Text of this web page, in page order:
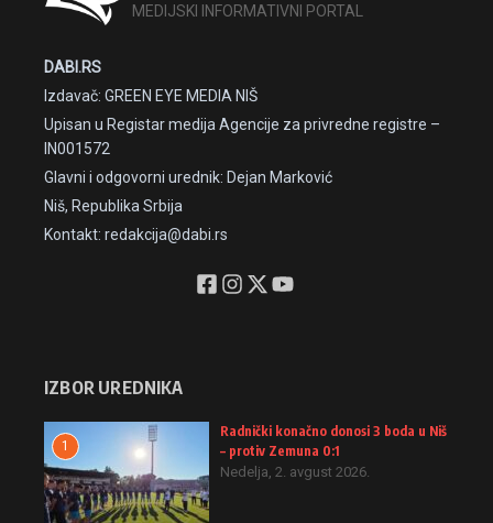
MEDIJSKI INFORMATIVNI PORTAL
DABI.RS
Izdavač: GREEN EYE MEDIA NIŠ
Upisan u Registar medija Agencije za privredne registre –
IN001572
Glavni i odgovorni urednik: Dejan Marković
Niš, Republika Srbija
Kontakt: redakcija@dabi.rs
IZBOR UREDNIKA
1
Radnički konačno donosi 3 boda u Niš
– protiv Zemuna 0:1
Nedelja, 2. avgust 2026.